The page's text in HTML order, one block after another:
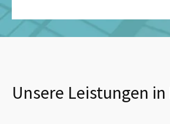
Unsere Leistungen in